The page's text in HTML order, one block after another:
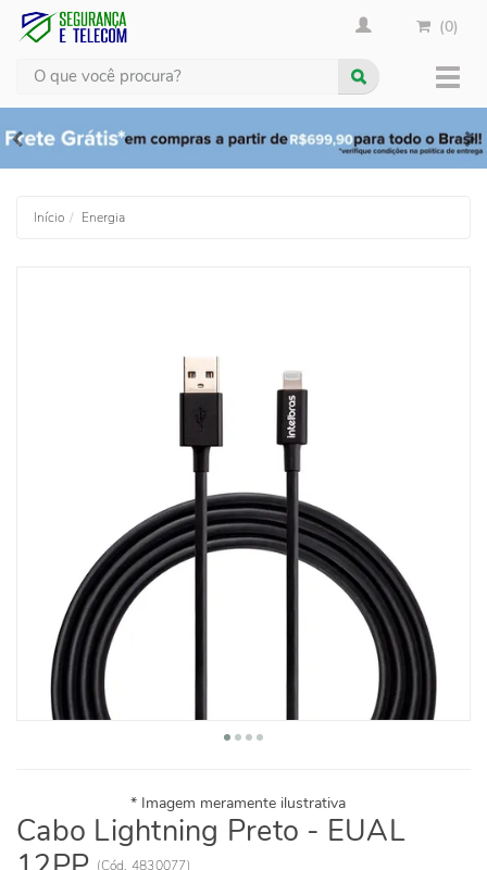
(0)
Busca
Início Energia
Cabo Lightning Preto - EUAL
(Cód. 4830077)